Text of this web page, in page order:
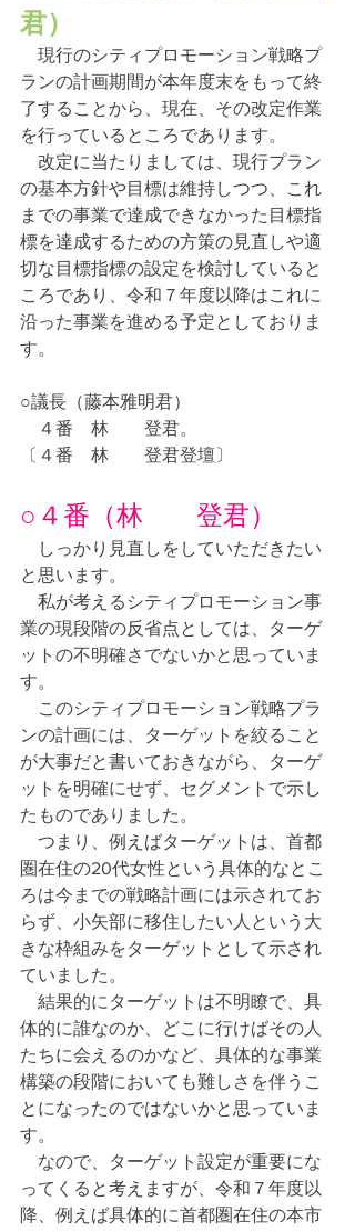
君）
現行のシティプロモーション戦略プ
ランの計画期間が本年度末をもって終
了することから、現在、その改定作業
を行っているところであります。
改定に当たりましては、現行プラン
の基本方針や目標は維持しつつ、これ
までの事業で達成できなかった目標指
標を達成するための方策の見直しや適
切な目標指標の設定を検討していると
ころであり、令和７年度以降はこれに
沿った事業を進める予定としておりま
す。
○議長（藤本雅明君）
４番　林　　登君。
〔４番　林　　登君登壇〕
○４番（林　　登君）
しっかり見直しをしていただきたい
と思います。
私が考えるシティプロモーション事
業の現段階の反省点としては、ターゲ
ットの不明確さでないかと思っていま
す。
このシティプロモーション戦略プラ
ンの計画には、ターゲットを絞ること
が大事だと書いておきながら、ターゲ
ットを明確にせず、セグメントで示し
たものでありました。
つまり、例えばターゲットは、首都
圏在住の20代女性という具体的なとこ
ろは今までの戦略計画には示されてお
らず、小矢部に移住したい人という大
きな枠組みをターゲットとして示され
ていました。
結果的にターゲットは不明瞭で、具
体的に誰なのか、どこに行けばその人
たちに会えるのかなど、具体的な事業
構築の段階においても難しさを伴うこ
とになったのではないかと思っていま
す。
なので、ターゲット設定が重要にな
ってくると考えますが、令和７年度以
降、例えば具体的に首都圏在住の本市